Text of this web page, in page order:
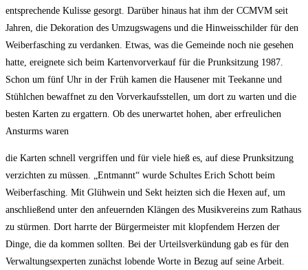
entsprechende Kulisse gesorgt. Darüber hinaus hat ihm der CCMVM seit
Jahren, die Dekoration des Umzugswagens und die Hinweisschilder für den
Weiberfasching zu verdanken. Etwas, was die Gemeinde noch nie gesehen
hatte, ereignete sich beim Kartenvorverkauf für die Prunksitzung 1987.
Schon um fünf Uhr in der Früh kamen die Hausener mit Teekanne und
Stühlchen bewaffnet zu den Vorverkaufsstellen, um dort zu warten und die
besten Karten zu ergattern. Ob des unerwartet hohen, aber erfreulichen
Ansturms waren
die Karten schnell vergriffen und für viele hieß es, auf diese Prunksitzung
verzichten zu müssen. „Entmannt“ wurde Schultes Erich Schott beim
Weiberfasching. Mit Glühwein und Sekt heizten sich die Hexen auf, um
anschließend unter den anfeuernden Klängen des Musikvereins zum Rathaus
zu stürmen. Dort harrte der Bürgermeister mit klopfendem Herzen der
Dinge, die da kommen sollten. Bei der Urteilsverkündung gab es für den
Verwaltungsexperten zunächst lobende Worte in Bezug auf seine Arbeit.